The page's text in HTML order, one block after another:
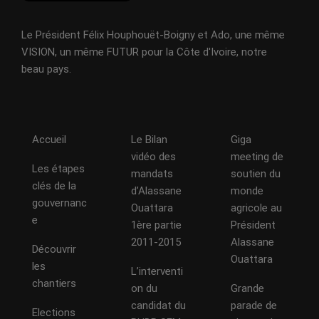
Le Président Félix Houphouët-Boigny et Ado, une même
VISION, un même FUTUR pour la Côte d'Ivoire, notre
beau pays.
Accueil
Les étapes
clés de la
gouvernanc
e
Découvrir
les
chantiers
Elections
Le Bilan
vidéo des
mandats
d’Alassane
Ouattara
1ère partie
2011-2015
L’interventi
on du
candidat du
Giga
meeting de
soutien du
monde
agricole au
Président
Alassane
Ouattara
Grande
parade de